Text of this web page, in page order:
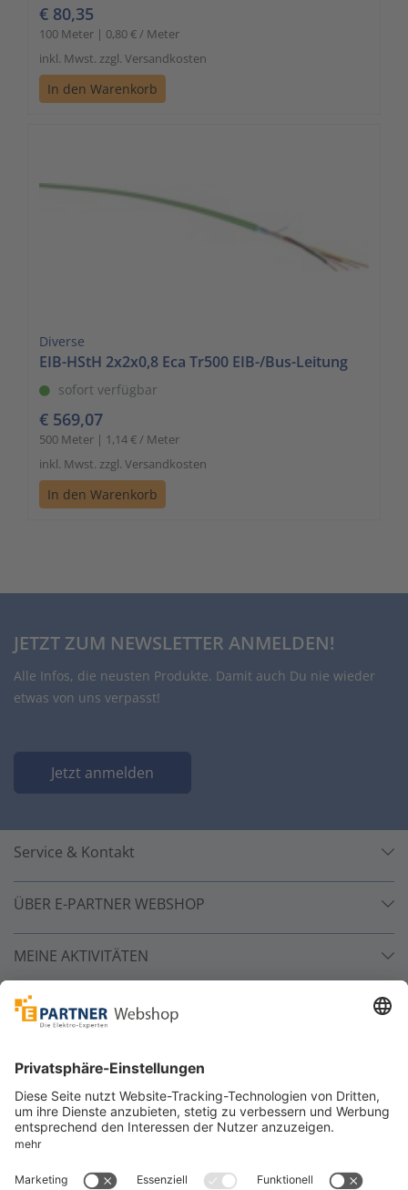
€ 80,35
100 Meter | 0,80 € / Meter
inkl. Mwst. zzgl. Versandkosten
In den Warenkorb
Diverse
EIB-HStH 2x2x0,8 Eca Tr500 EIB-/Bus-Leitung
sofort verfügbar
€ 569,07
500 Meter | 1,14 € / Meter
inkl. Mwst. zzgl. Versandkosten
In den Warenkorb
JETZT ZUM NEWSLETTER ANMELDEN!
Alle Infos, die neusten Produkte. Damit auch Du nie wieder
etwas von uns verpasst!
Jetzt anmelden
Service & Kontakt
ÜBER E-PARTNER WEBSHOP
MEINE AKTIVITÄTEN
Unsere Zahlarten
Versandpartner
Sicher bestellen
Versandkosten.